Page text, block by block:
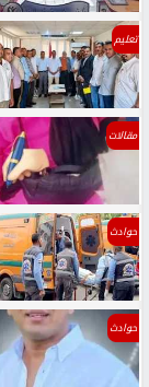
تعليم
مقالات
حوادث
حوادث